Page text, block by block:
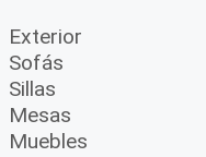
Exterior
Sofás
Sillas
Mesas
Muebles